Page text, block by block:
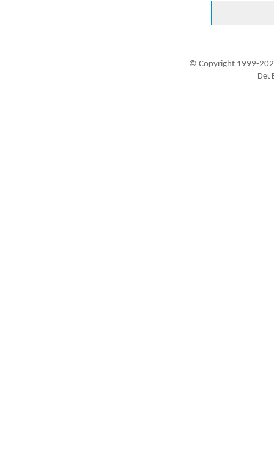
© Copyright 1999-